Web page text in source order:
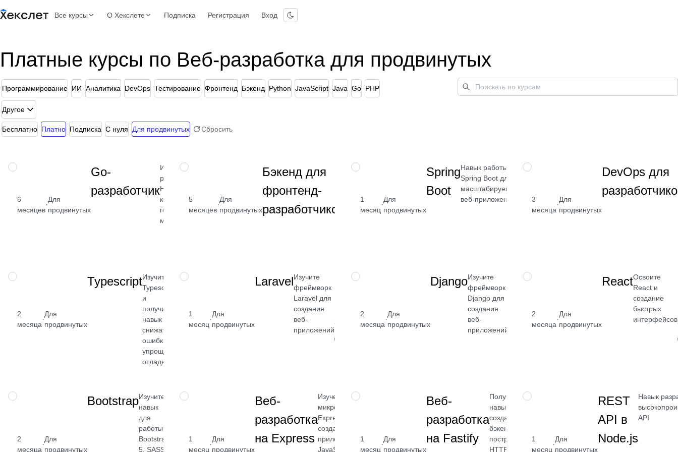
Все курсы О Хекслете Подписка Регистрация Вход
Платные курсы по Веб-разработка для продвинутых
Программирование ИИ Аналитика DevOps Тестирование Фронтенд Бэкенд Python JavaScript Java Go PHP
Другое
Бесплатно Платно Подписка С нуля Для продвинутых Сбросить
ПРОФЕССИЯ
6
месяцев
·
Для
продвинутых
Go-
разработчик
Изучите Go,
работу с БД,
HTTP,
конкурентность,
горутины,
многопоточность
от 4 509
ПРОФЕССИЯ
5
месяцев
·
Для
продвинутых
Бэкенд для
фронтенд-
разработчиков
Изучите
Docker
от 2 400
НАВЫК
1
месяц
·
Для
продвинутых
Spring
Boot
Навык работы с
Spring Boot для
масштабируемых
веб-приложений
от 2 400
ПРОФЕССИЯ
3
месяца
·
Для
продвинутых
DevOps для
НАВЫК
2
месяца
·
Для
продвинутых
TypescriptИзучите
Typescript
и
получите
навык
снижать
ошибки,
упрощать
отладку
от 2 400
НАВЫК
1
месяц
·
Для
продвинутых
LaravelИзучите
фреймворк
Laravel для
создания
веб-
приложений
от 2 400
₽
НАВЫК
2
месяца
·
Для
продвинутых
DjangoИзучите
фреймворк
Django для
создания
веб-
приложений
от 2 400
НАВЫК
2
месяца
·
Для
продвинутых
ReactОсвоите
React и
создание
быстрых
интерфейсов
НАВЫК
2
месяца
·
Для
продвинутых
BootstrapИзучите
навык
для
работы с
Bootstrap
5, SASS
НАВЫК
1
месяц
·
Для
продвинутых
Веб-
разработка
на Express
Изучение
микрофреймворка
Express для
создания веб-
приложений на
JavaScript с
НАВЫК
1
месяц
·
Для
продвинутых
Веб-
разработка
на Fastify
Получите
навык
создания
бэкенда и
построения
HTTP API
НАВЫК
1
месяц
·
Для
продвинутых
REST
API в
Node.js
Навык
API